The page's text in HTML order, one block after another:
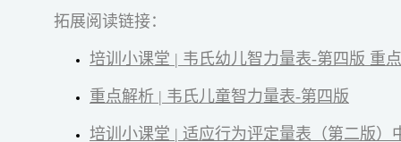
拓展阅读链接：
培训小课堂 | 韦氏幼儿智力量表-第四版 重
重点解析 | 韦氏儿童智力量表-第四版
培训小课堂 | 适应行为评定量表（第二版）